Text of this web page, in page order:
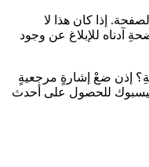
إذا كان هذا لا
آدناه للإبلاغ عن وجود
إذن ضعْ إشارةٍ مرجعيةٍ
للحصول على أحدث